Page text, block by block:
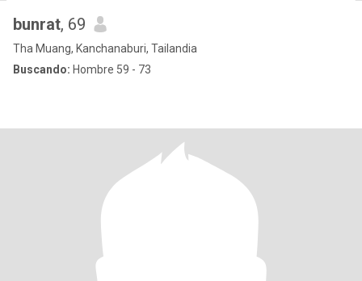
bunrat, 69
Tha Muang, Kanchanaburi, Tailandia
Buscando: Hombre 59 - 73